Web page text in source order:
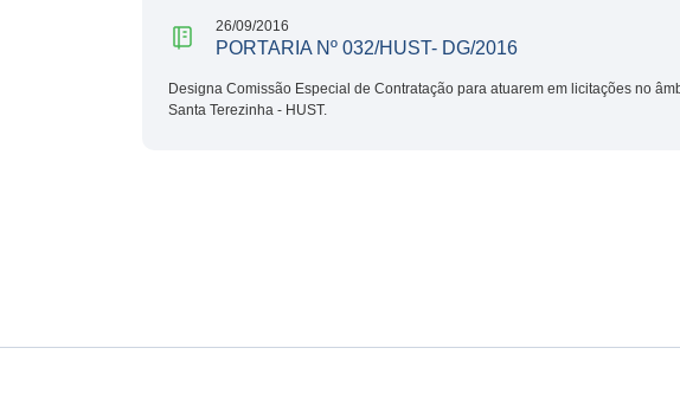
26/09/2016
PORTARIA Nº 032/HUST- DG/2016
Designa Comissão Especial de Contratação para atuarem em licitações no
Santa Terezinha - HUST.